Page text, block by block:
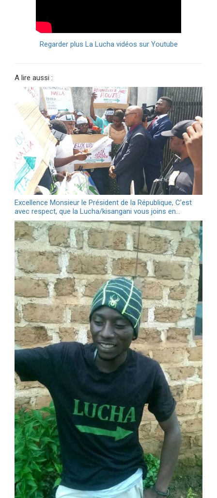
Regarder plus La Lucha vidéos sur Youtube
A lire aussi :
Excellence Monsieur le Président de la République, C’est
avec respect, que la Lucha/kisangani vous joins en…